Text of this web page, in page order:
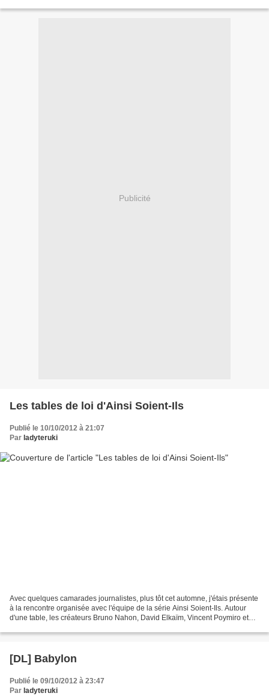
Publicité
Les tables de loi d'Ainsi Soient-Ils
Publié le 10/10/2012 à 21:07
Par ladyteruki
Avec quelques camarades journalistes, plus tôt cet automne, j'étais présente
à la rencontre organisée avec l'équipe de la série Ainsi Soient-Ils. Autour
d'une table, les créateurs Bruno Nahon, David Elkaïm, Vincent Poymiro et
[DL] Babylon
Publié le 09/10/2012 à 23:47
Par ladyteruki